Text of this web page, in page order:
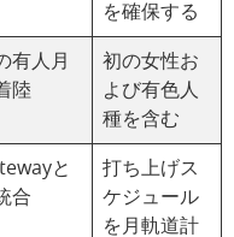
を確保する
有人月
陸
初の女性お
よび有色人
種を含む
と
合
打ち上げス
ケジュール
を月軌道計